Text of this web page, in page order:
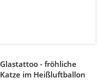
Glastattoo - fröhliche
Katze im Heißluftballon